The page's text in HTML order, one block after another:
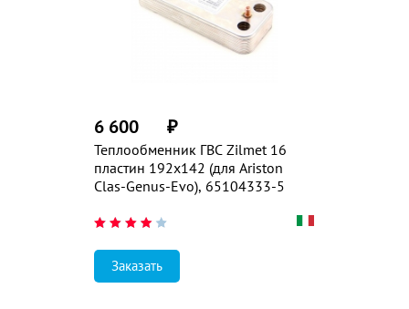
Теплообменник ГВС Zilmet 16
пластин 192x142 (для Ariston
Clas-Genus-Evo), 65104333-5
6 600 ₽
Заказать